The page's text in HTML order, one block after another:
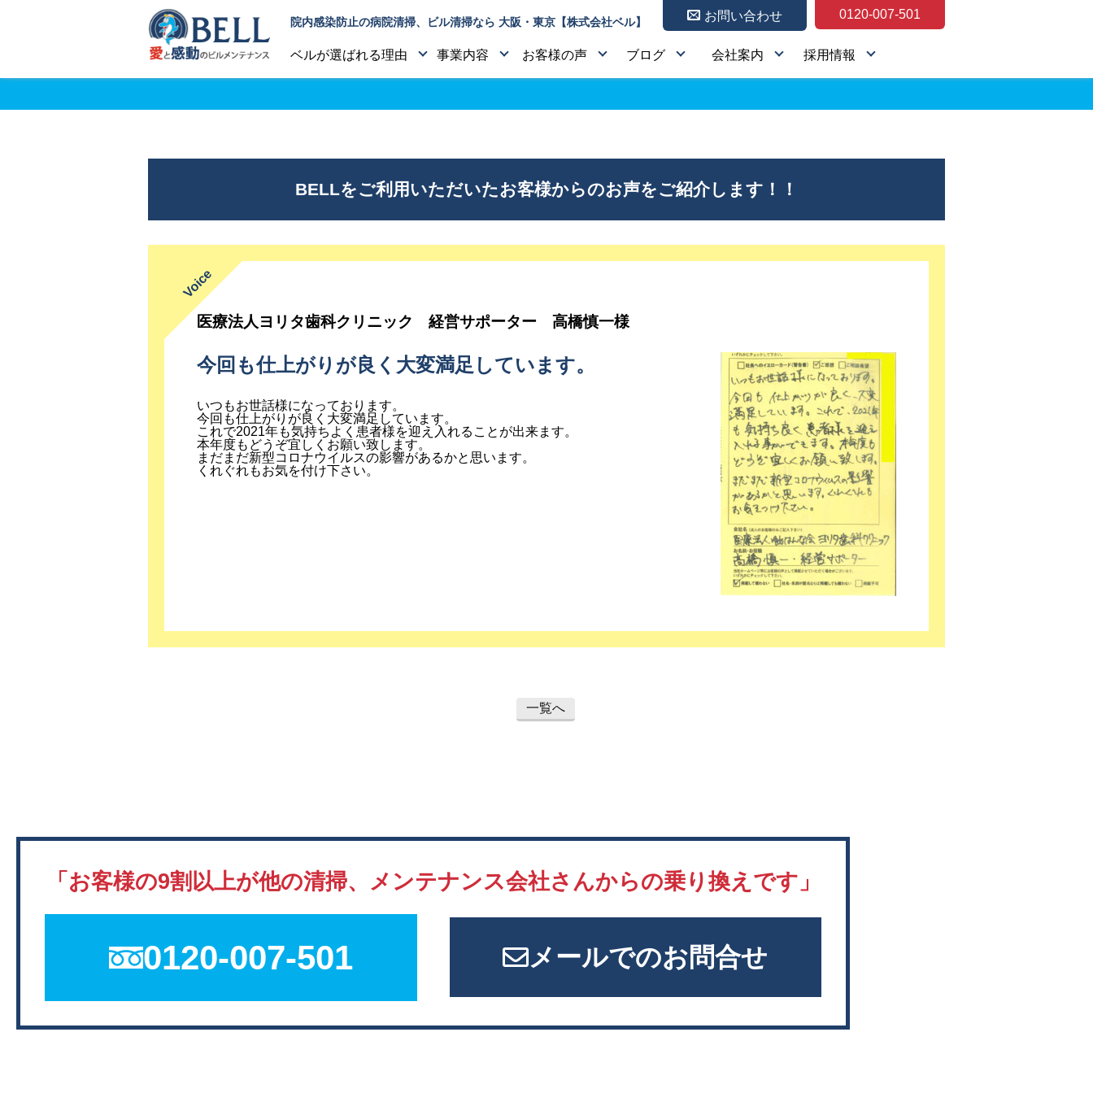
院内感染防止の病院清掃、ビル清掃なら 大阪・東京【株式会社ベル】 お問い合わせ 0120-007-501
ベルが選ばれる理由 事業内容 お客様の声 ブログ 会社案内 採用情報
BELLをご利用いただいたお客様からのお声をご紹介します！！
医療法人ヨリタ歯科クリニック 経営サポーター 高橋慎一様
今回も仕上がりが良く大変満足しています。
いつもお世話様になっております。
今回も仕上がりが良く大変満足しています。
これで2021年も気持ちよく患者様を迎え入れることが出来ます。
本年度もどうぞ宜しくお願い致します。
まだまだ新型コロナウイルスの影響があるかと思います。
くれぐれもお気を付け下さい。
一覧へ
「お客様の9割以上が他の清掃、 メンテナンス会社さんからの乗り換えです」
0120-007-501 メールでのお問合せ